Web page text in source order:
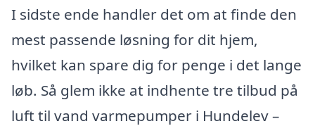
I sidste ende handler det om at finde den
mest passende løsning for dit hjem,
hvilket kan spare dig for penge i det lange
løb. Så glem ikke at indhente tre tilbud på
luft til vand varmepumper i Hundelev –